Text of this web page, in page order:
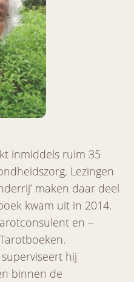
inmiddels ruim 35
Lezingen
maken daar deel
kwam uit in 2014.
en –
hij
binnen de